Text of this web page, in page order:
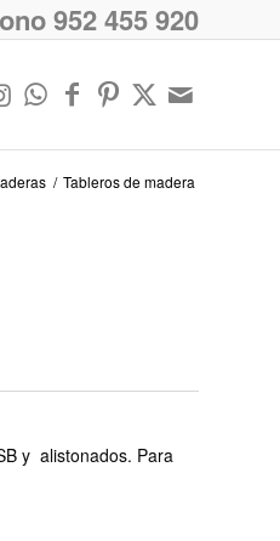
952 455 920
/ Tableros de madera
y alistonados. Para